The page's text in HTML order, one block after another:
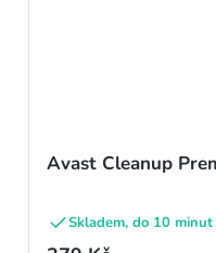
Avast Cleanup
Skladem, do 10 minut